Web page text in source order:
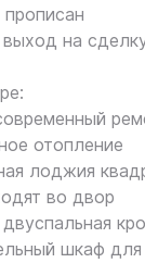
на
отопление
лоджия
во двор
шкаф